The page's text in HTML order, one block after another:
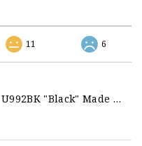
11 6
【New Balance】U992BK "Black" Made in USA 新品 ニューバランス ブラック 黒 箱付き 26 26.5 27